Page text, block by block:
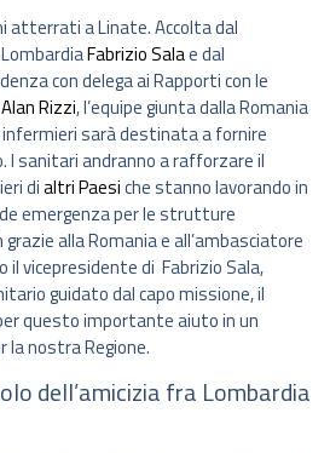
atterrati a Linate. Accolta dal
Fabrizio Salae dal
con delega ai Rapporti con le
Alan Rizzi, l’equipe giunta dalla Romania
sarà destinata a fornire
I sanitari andranno a rafforzare il
dialtri Paesiche stanno lavorando in
emergenza per le strutture
alla Romania e all’ambasciatore
il vicepresidente di Fabrizio Sala,
guidato dal capo missione, il
questo importante aiuto in un
la nostra Regione.
dell’amicizia fra Lombardia